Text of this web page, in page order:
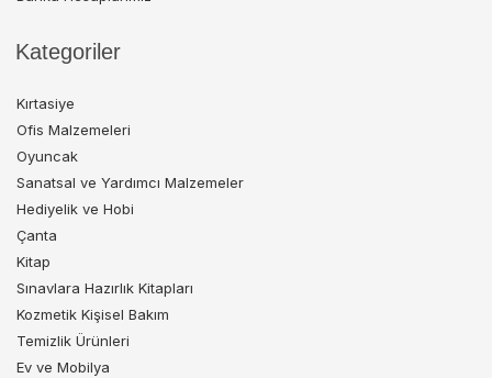
Kategoriler
Kırtasiye
Ofis Malzemeleri
Oyuncak
Sanatsal ve Yardımcı Malzemeler
Hediyelik ve Hobi
Çanta
Kitap
Sınavlara Hazırlık Kitapları
Kozmetik Kişisel Bakım
Temizlik Ürünleri
Ev ve Mobilya